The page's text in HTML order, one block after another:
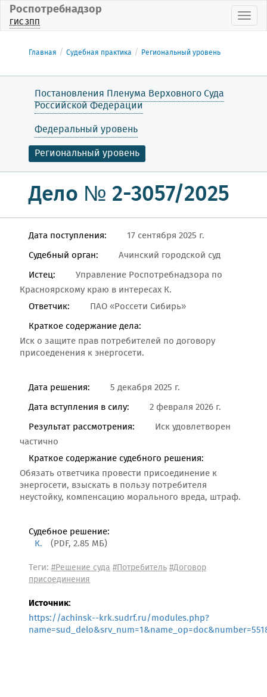
Роспотребнадзор
ГИС ЗПП
Главная Судебная практика Региональный уровень
Постановления Пленума Верховного Суда
Российской Федерации
Федеральный уровень
Региональный уровень
Дело № 2-3057/2025
Дата поступления:
17 сентября 2025 г.
Судебный орган:
Ачинский городской суд
Истец:
Управление Роспотребнадзора по
Красноярскому краю в интересах К.
Ответчик:
ПАО «Россети Сибирь»
Краткое содержание дела:
Иск о защите прав потребителей по договору
присоеденения к энергосети.
Дата решения:
5 декабря 2025 г.
Дата вступления в силу:
2 февраля 2026 г.
Результат рассмотрения:
Иск удовлетворен
частично
Краткое содержание судебного решения:
Обязать ответчика провести присоединение к
энергосети, взыскать в пользу потребителя
неустойку, компенсацию морального вреда, штраф.
Судебное решение:
К.
(PDF, 2.85 МБ)
Теги: #Решение суда#Потребитель#Договор
присоединения
Источник:
https://achinsk--krk.sudrf.ru/modules.php?